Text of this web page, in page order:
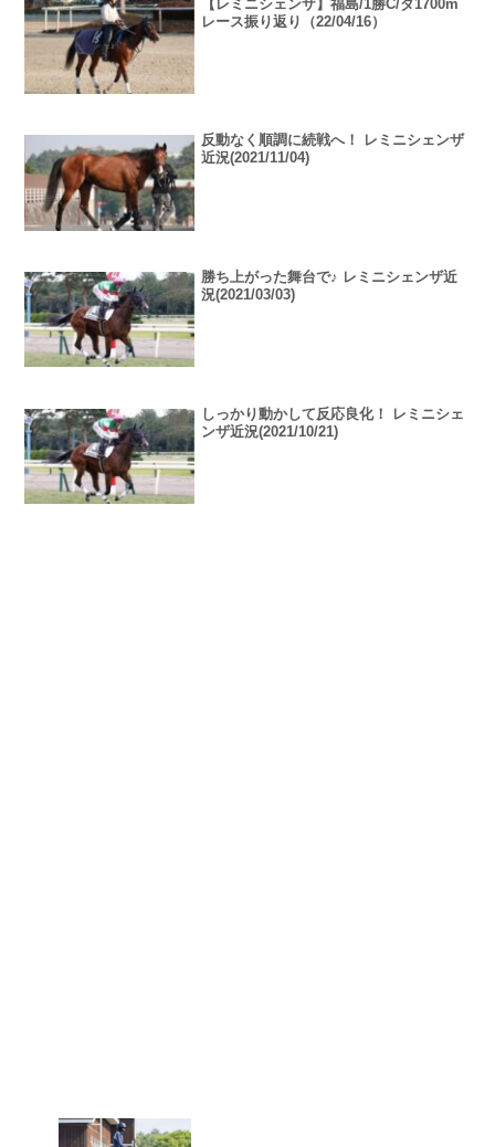
【レミニシェンザ】福島/1勝C/ダ1700m
レース振り返り（22/04/16）
反動なく順調に続戦へ！ レミニシェンザ
近況(2021/11/04)
勝ち上がった舞台で♪ レミニシェンザ近
況(2021/03/03)
しっかり動かして反応良化！ レミニシェ
ンザ近況(2021/10/21)